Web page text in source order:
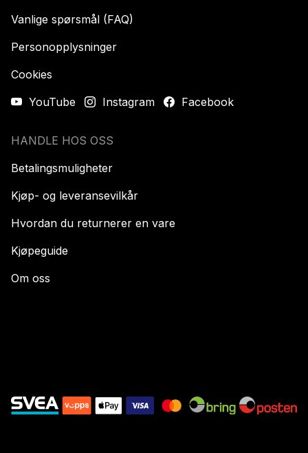
Vanlige spørsmål (FAQ)
Personopplysninger
Cookies
YouTube
Instagram Facebook
HANDLE HOS OSS
Betalingsmuligheter
Kjøp- og leveransevilkår
Hvordan du returnerer en vare
Kjøpeguide
Om oss